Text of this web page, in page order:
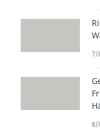
zeigt
dann
7/
8/